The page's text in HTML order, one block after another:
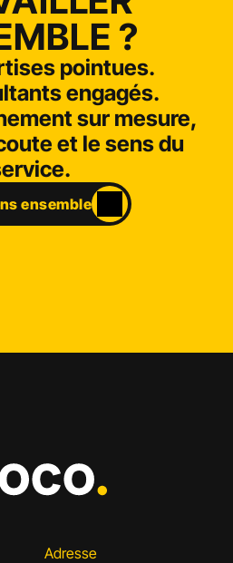
?
pointues.
engagés.
sur mesure,
et le sens du
ensemble
Adresse